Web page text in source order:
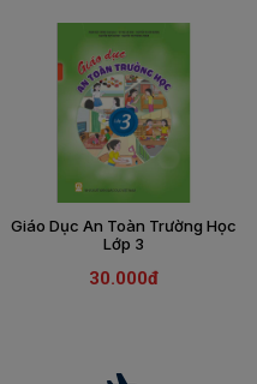
Giáo Dục An Toàn Trường Học
Lớp 3
30.000đ